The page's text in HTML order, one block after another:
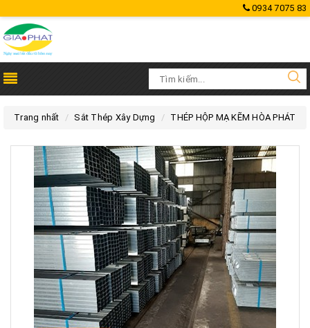
0934 7075 83
Trang nhất Sắt Thép Xây Dựng THÉP HỘP MẠ KẼM HÒA PHÁT